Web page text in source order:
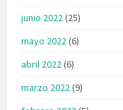
junio 2022(25)
mayo 2022(6)
abril 2022(6)
marzo 2022(9)